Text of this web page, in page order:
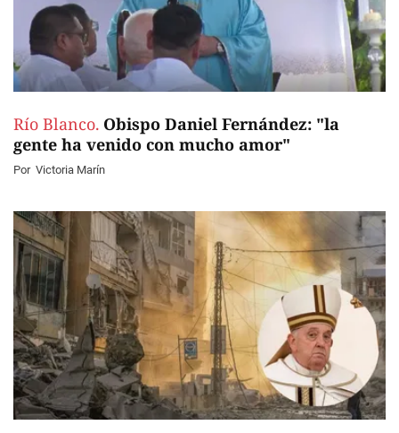
Río Blanco. Obispo Daniel Fernández: "la
gente ha venido con mucho amor"
Por Victoria Marín